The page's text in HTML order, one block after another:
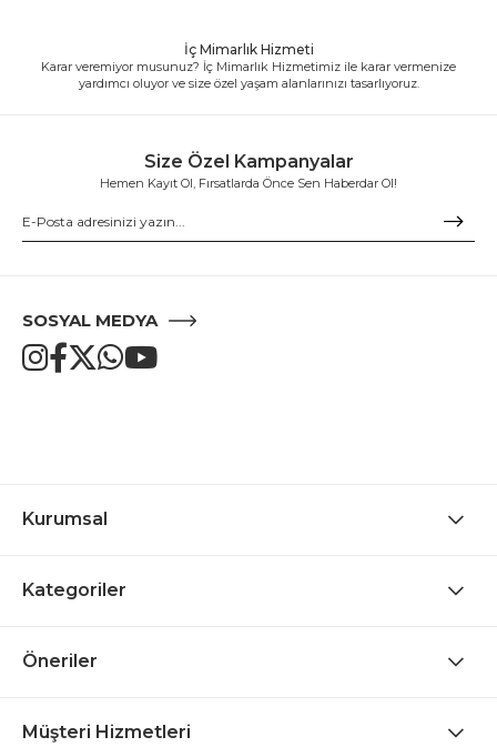
İç Mimarlık Hizmeti
Karar veremiyor musunuz? İç Mimarlık Hizmetimiz ile karar vermenize
yardımcı oluyor ve size özel yaşam alanlarınızı tasarlıyoruz.
Size Özel Kampanyalar
Hemen Kayıt Ol, Fırsatlarda Önce Sen Haberdar Ol!
SOSYAL MEDYA
Kurumsal
Kategoriler
Öneriler
Müşteri Hizmetleri